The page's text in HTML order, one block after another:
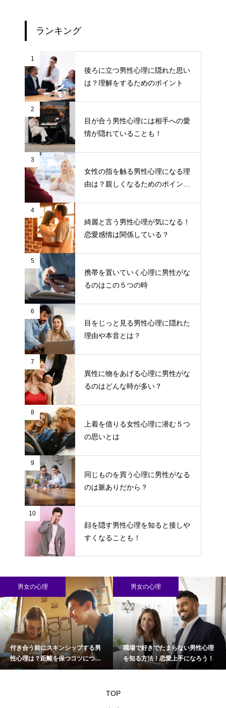
ランキング
1
後ろに立つ男性心理に隠れた思い
は？理解をするためのポイント
2
目が合う男性心理には相手への愛
情が隠れていることも！
3
女性の指を触る男性心理になる理
由は？親しくなるためのポイント
4
綺麗と言う男性心理が気になる！
恋愛感情は関係している？
5
携帯を置いていく心理に男性がな
るのはこの５つの時
6
目をじっと見る男性心理に隠れた
理由や本音とは？
7
異性に物をあげる心理に男性がな
るのはどんな時が多い？
8
上着を借りる女性心理に潜む５つ
の思いとは
9
同じものを買う心理に男性がなる
のは脈ありだから？
10
顔を隠す男性心理を知ると接しや
すくなることも！
男女の心理
付き合う前にスキンシップする男
性心理は？距離を保つコツについ
て
男女の心理
職場で好きでたまらない男性心理
を知る方法！恋愛上手になろう！
TOP